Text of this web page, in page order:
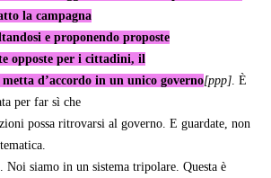
la campagna
e proponendo proposte
opposte per i cittadini, il
d’accordo in un unico governo[ppp]. È
per far sì che
possa ritrovarsi al governo. E guardate, non
Noi siamo in un sistema tripolare. Questa è